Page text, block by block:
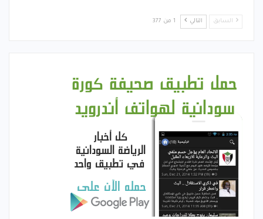
السابق التالي 1 من 377